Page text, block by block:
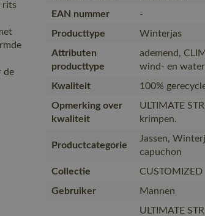
rits
de
EAN nummer
-
Producttype
Winterjas
Attributen
producttype
ademend,
wind- en
Kwaliteit
100%
Opmerking over
kwaliteit
ULTIMATE
krimpen.
Productcategorie
Jassen,
capuchon
Collectie
CUSTOMIZED
Gebruiker
Mannen
ULTIMATE